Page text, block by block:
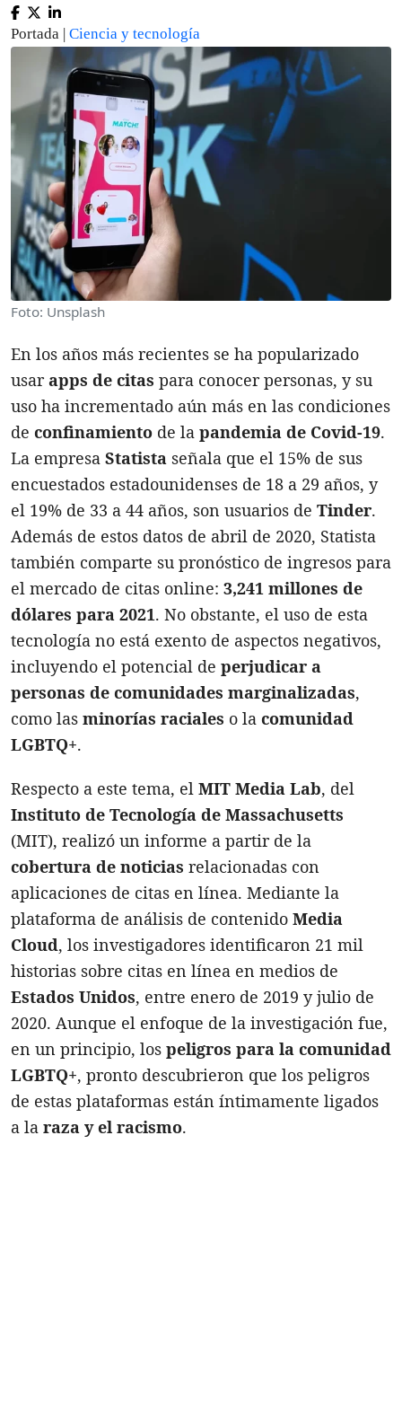
Portada | Ciencia y tecnología
Foto: Unsplash
En los años más recientes se ha popularizado
usarapps de citas para conocer personas, y su
uso ha incrementado aún más en las condiciones
de confinamiento de la pandemia de Covid-19.
La empresa Statista señala que el 15% de sus
encuestados estadounidenses de 18 a 29 años, y
el 19% de 33 a 44 años, son usuarios de Tinder.
Además de estos datos de abril de 2020, Statista
también comparte su pronóstico de ingresos para
el mercado de citas online: 3,241 millones de
dólares para 2021. No obstante, el uso de esta
tecnología no está exento de aspectos negativos,
incluyendo el potencial de perjudicar a
personas de comunidades marginalizadas,
como las minorías raciales o la comunidad
LGBTQ+.
Respecto a este tema, el MIT Media Lab, del
Instituto de Tecnología de Massachusetts
(MIT), realizó un informe a partir de la
cobertura de noticias relacionadas con
aplicaciones de citas en línea. Mediante la
plataforma de análisis de contenido Media
Cloud, los investigadores identificaron 21 mil
historias sobre citas en línea en medios de
Estados Unidos, entre enero de 2019 y julio de
2020. Aunque el enfoque de la investigación fue,
en un principio, los peligros para la comunidad
LGBTQ+, pronto descubrieron que los peligros
de estas plataformas están íntimamente ligados
a la raza y el racismo.